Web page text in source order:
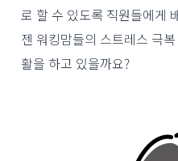
로 할 수 있도록 직원들에게
젠 워킹맘들의 스트레스 극
활을 하고 있을까요?